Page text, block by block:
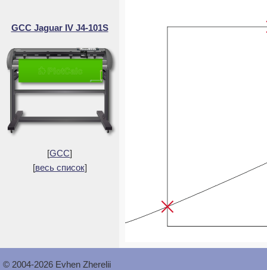
GCC Jaguar IV J4-101S
[GCC]
[весь список]
© 2004-2026 Evhen Zherelii